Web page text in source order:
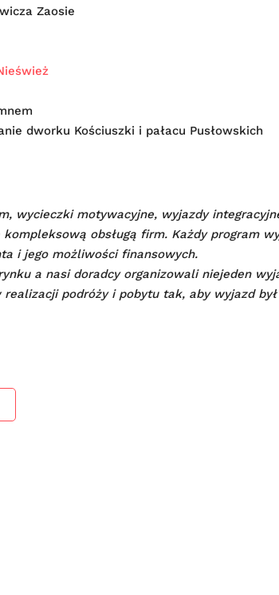
Zaosie
dworku Kościuszki i pałacu Pusłowskich
wycieczki motywacyjne, wyjazdy
obsługą firm. Każdy program
i jego możliwości finansowych.
a nasi doradcy organizowali niejeden
podróży i pobytu tak, aby wyjazd był